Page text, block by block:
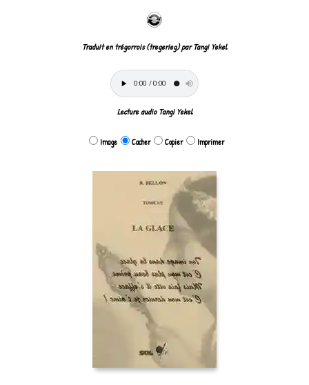
Traduit en trégorrois (tregerieg) par Tangi Yekel
Lecture audio Tangi Yekel
Image Cacher Copier Imprimer